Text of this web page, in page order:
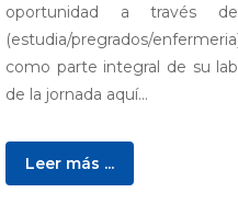
oportunidad a través
(estudia/pregrados/
como parte integral de su
de la jornada aquí...
Leer más ...